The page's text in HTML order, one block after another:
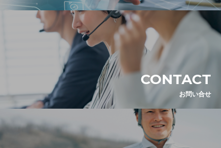
CONTACT
お問い合せ